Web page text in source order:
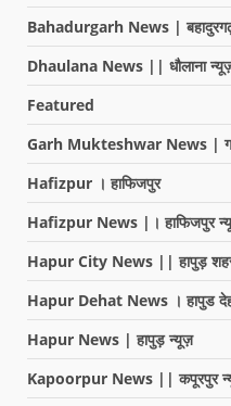
Bahadurgarh News |
Dhaulana News || धौलाना
Featured
Garh Mukteshwar News |
Hafizpur । हाफिजपुर
Hafizpur News |। हाफिजपुर
Hapur City News || हापुड़
Hapur Dehat News । हापुड
Hapur News | हापुड़ न्यूज़
Kapoorpur News || कपूरपुर